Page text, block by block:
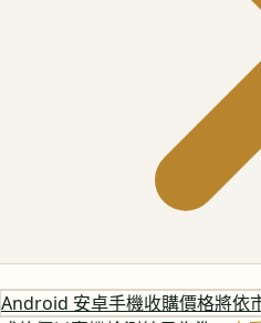
Android 安卓手機收購價格將依